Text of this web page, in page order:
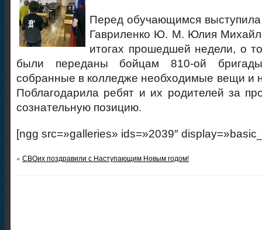
Перед обучающимся
Гавриленко Ю. М. Юлия
итогах прошедшей недели, о
были переданы бойцам 810-ой
собранные в колледже необходимые вещи и
Поблагодарила ребят и их родителей за
сознательную позицию.
[ngg src=»galleries» ids=»2039″
« СВОих поздравили с Наступающим Новым годом!